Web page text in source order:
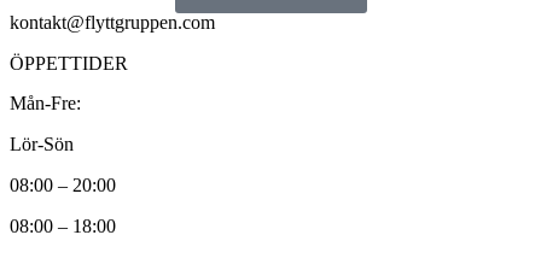
kontakt@flyttgruppen.com
ÖPPETTIDER
Mån-Fre:
Lör-Sön
08:00 – 20:00
08:00 – 18:00